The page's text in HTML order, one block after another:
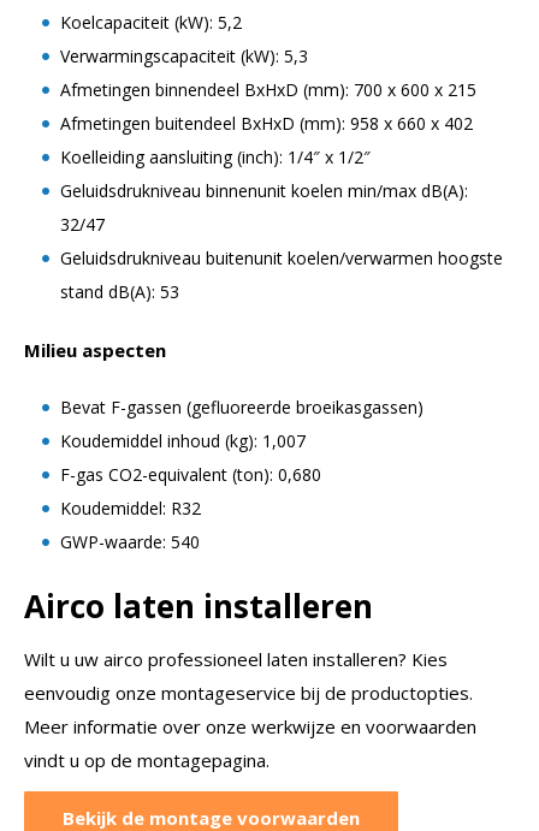
Koelcapaciteit (kW): 5,2
Verwarmingscapaciteit (kW): 5,3
Afmetingen binnendeel BxHxD (mm): 700 x 600 x 215
Afmetingen buitendeel BxHxD (mm): 958 x 660 x 402
Koelleiding aansluiting (inch): 1/4″ x 1/2″
Geluidsdrukniveau binnenunit koelen min/max dB(A):
32/47
Geluidsdrukniveau buitenunit koelen/verwarmen hoogste
stand dB(A): 53
Milieu aspecten
Bevat F-gassen (gefluoreerde broeikasgassen)
Koudemiddel inhoud (kg): 1,007
F-gas CO2-equivalent (ton): 0,680
Koudemiddel: R32
GWP-waarde: 540
Airco laten installeren
Wilt u uw airco professioneel laten installeren? Kies
eenvoudig onze montageservice bij de productopties.
Meer informatie over onze werkwijze en voorwaarden
vindt u op de montagepagina.
Bekijk de montage voorwaarden